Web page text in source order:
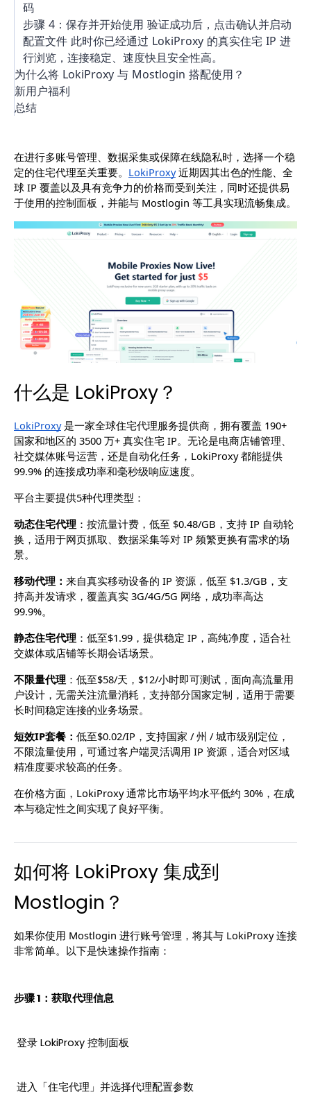
码
步骤 4：保存并开始使用 验证成功后，点击确认并启动
配置文件 此时你已经通过 LokiProxy 的真实住宅 IP 进
行浏览，连接稳定、速度快且安全性高。
为什么将 LokiProxy 与 Mostlogin 搭配使用？
新用户福利
总结
在进行多账号管理、数据采集或保障在线隐私时，选择一个稳
定的住宅代理至关重要。 LokiProxy 近期因其出色的性能、全
球 IP 覆盖以及具有竞争力的价格而受到关注，同时还提供易
于使用的控制面板，并能与 Mostlogin 等工具实现流畅集成。
什么是 LokiProxy？
LokiProxy 是一家全球住宅代理服务提供商，拥有覆盖 190+
国家和地区的 3500 万+ 真实住宅 IP。无论是电商店铺管理、
社交媒体账号运营，还是自动化任务，LokiProxy 都能提供
99.9% 的连接成功率和毫秒级响应速度。
平台主要提供5种代理类型：
动态住宅代理 ：按流量计费，低至 $0.48/GB，支持 IP 自动轮
换，适用于网页抓取、数据采集等对 IP 频繁更换有需求的场
景。
移动代理： 来自真实移动设备的 IP 资源，低至 $1.3/GB，支
持高并发请求，覆盖真实 3G/4G/5G 网络，成功率高达
99.9%。
静态住宅代理 ：低至$1.99，提供稳定 IP，高纯净度，适合社
交媒体或店铺等长期会话场景。
不限量代理 ：低至$58/天，$12/小时即可测试，面向高流量用
户设计，无需关注流量消耗，支持部分国家定制，适用于需要
长时间稳定连接的业务场景。
短效IP套餐： 低至$0.02/IP，支持国家 / 州 / 城市级别定位，
不限流量使用，可通过客户端灵活调用 IP 资源，适合对区域
精准度要求较高的任务。
在价格方面，LokiProxy 通常比市场平均水平低约 30%，在成
本与稳定性之间实现了良好平衡。
如何将 LokiProxy 集成到
Mostlogin？
如果你使用 Mostlogin 进行账号管理，将其与 LokiProxy 连接
非常简单。以下是快速操作指南：
步骤 1：获取代理信息
登录 LokiProxy 控制面板
进入「住宅代理」并选择代理配置参数